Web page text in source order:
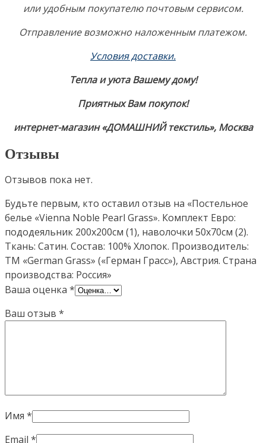
или удобным покупателю почтовым сервисом.
Отправление возможно наложенным платежом.
Условия доставки.
Тепла и уюта Вашему дому!
Приятных Вам покупок!
интернет-магазин «ДОМАШНИЙ текстиль», Москва
Отзывы
Отзывов пока нет.
Будьте первым, кто оставил отзыв на «Постельное
белье «Vienna Noble Pearl Grass». Комплект Евро:
пододеяльник 200х200см (1), наволочки 50х70см (2).
Ткань: Сатин. Состав: 100% Хлопок. Производитель:
ТМ «German Grass» («Герман Грасс»), Австрия. Страна
производства: Россия»
Ваша оценка *
Ваш отзыв *
Имя *
Email *